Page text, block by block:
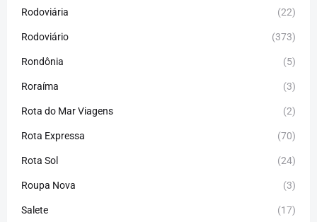
Rodoviária (22)
Rodoviário (373)
Rondônia (5)
Roraíma (3)
Rota do Mar Viagens (2)
Rota Expressa (70)
Rota Sol (24)
Roupa Nova (3)
Salete (17)